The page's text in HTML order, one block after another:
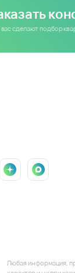
сделают подбор
Любая информация,